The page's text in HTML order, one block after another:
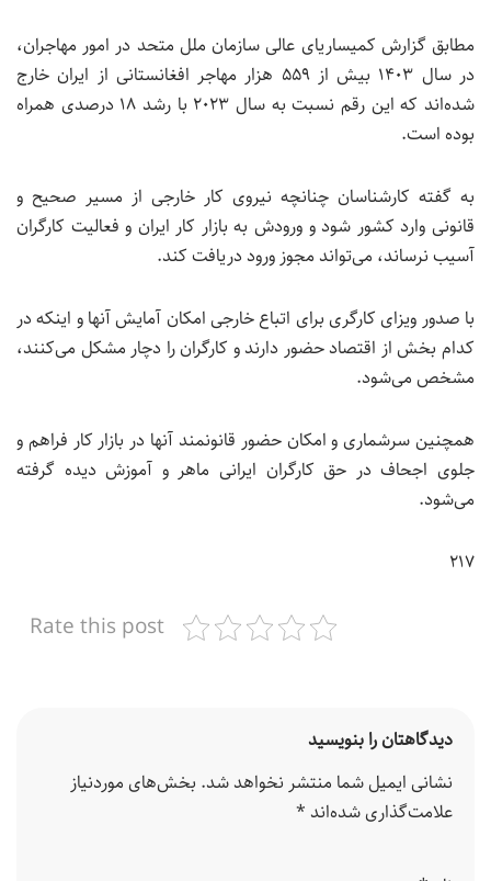
مطابق گزارش کمیساریای عالی سازمان ملل متحد در امور مهاجران،
در سال ۱۴۰۳ بیش از ۵۵۹ هزار مهاجر افغانستانی از ایران خارج
شده‌اند که این رقم نسبت به سال ۲۰۲۳ با رشد ۱۸ درصدی همراه
بوده است.
به گفته کارشناسان چنانچه نیروی کار خارجی از مسیر صحیح و
قانونی وارد کشور شود و ورودش به بازار کار ایران و فعالیت کارگران
آسیب نرساند، می‌تواند مجوز ورود دریافت کند.
با صدور ویزای کارگری برای اتباع خارجی امکان آمایش آنها و اینکه در
کدام بخش از اقتصاد حضور دارند و کارگران را دچار مشکل می‌کنند،
مشخص می‌شود.
همچنین سرشماری و امکان حضور قانونمند آنها در بازار کار فراهم و
جلوی اجحاف در حق کارگران ایرانی ماهر و آموزش دیده گرفته
می‌شود.
۲۱۷
Rate this post
دیدگاهتان را بنویسید
نشانی ایمیل شما منتشر نخواهد شد. بخش‌های موردنیاز
علامت‌گذاری شده‌اند *